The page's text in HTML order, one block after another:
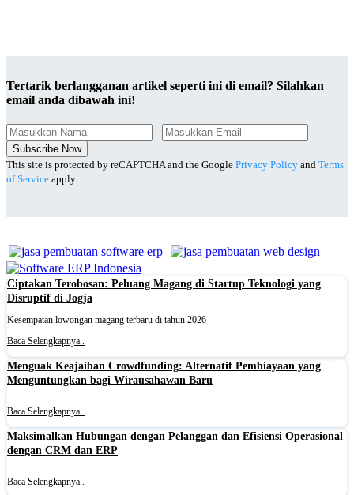
Tertarik berlangganan artikel seperti ini di email? Silahkan
email anda dibawah ini!
Subscribe Now
This site is protected by reCAPTCHA and the Google Privacy Policy and Terms
of Service apply.
Ciptakan Terobosan: Peluang Magang di Startup Teknologi yang
Disruptif di Jogja
Kesempatan lowongan magang terbaru di tahun 2026
Baca Selengkapnya..
Menguak Keajaiban Crowdfunding: Alternatif Pembiayaan yang
Menguntungkan bagi Wirausahawan Baru
Baca Selengkapnya..
Maksimalkan Hubungan dengan Pelanggan dan Efisiensi Operasional
dengan CRM dan ERP
Baca Selengkapnya..